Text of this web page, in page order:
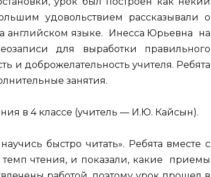
удовольствием рассказывали о
английском языке. Инесса Юрьевна на
для выработки правильного
и доброжелательность учителя. Ребята
занятия.
в 4 классе (учитель — И.Ю. Кайсын).
быстро читать». Ребята вместе с
чтения, и показали, какие приемы